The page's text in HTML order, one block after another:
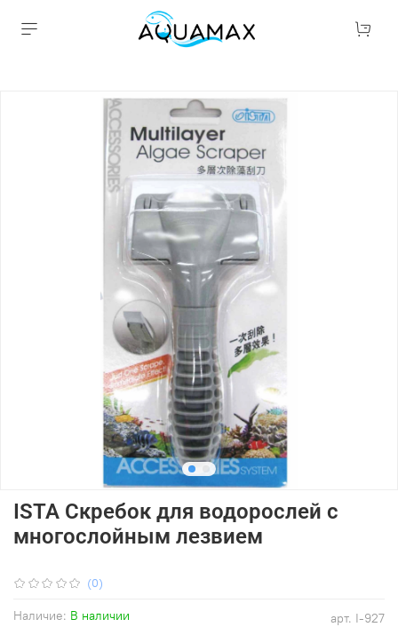
(0)
арт. I-927
Наличие: В наличии
ISTA Скребок для водорослей с
многослойным лезвием